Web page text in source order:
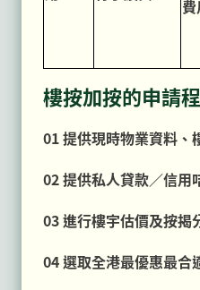
費
樓按加按的申請
01 提供現時物業資料、
02 提供私人貸款／信用
03 進行樓宇估價及按揭
04 選取全港最優惠最合